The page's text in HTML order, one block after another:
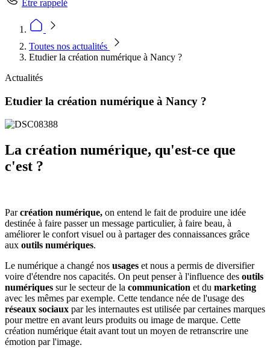
Être rappelé
Toutes nos actualités
Etudier la création numérique à Nancy ?
Actualités
Etudier la création numérique à Nancy ?
La création numérique, qu'est-ce que
c'est ?
Parcréation numérique, on entend le fait de produire une idée
destinée à faire passer un message particulier, à faire beau, à
améliorer le confort visuel ou à partager des connaissances grâce
aux outils numériques.
Le numérique a changé nos usages et nous a permis de diversifier
voire d'étendre nos capacités. On peut penser à l'influence des outils
numériques sur le secteur de la communication et du marketing
avec les mêmes par exemple. Cette tendance née de l'usage des
réseaux sociaux par les internautes est utilisée par certaines marques
pour mettre en avant leurs produits ou image de marque. Cette
création numérique était avant tout un moyen de retranscrire une
émotion par l'image.